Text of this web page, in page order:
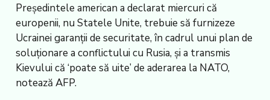
Președintele american a declarat miercuri că
europenii, nu Statele Unite, trebuie să furnizeze
Ucrainei garanții de securitate, în cadrul unui plan de
soluționare a conflictului cu Rusia, și a transmis
Kievului că ‘poate să uite’ de aderarea la NATO,
notează AFP.